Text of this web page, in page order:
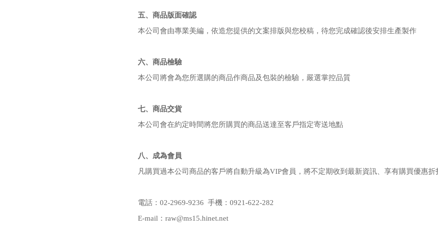
五、商品版面確認
本公司會由專業美編，依造您提供的文案排版與您校稿，待您完成確認後安排生產製作
六、商品檢驗
本公司將會為您所選購的商品作商品及包裝的檢驗，嚴選掌控品質
七、商品交貨
本公司會在約定時間將您所購買的商品送達至客戶指定寄送地點
八、成為會員
凡購買過本公司商品的客戶將自動升級為VIP會員，將不定期收到最新資訊、享有購買優惠折
電話：02-2969-9236 手機：0921-622-282
E-mail：raw@ms15.hinet.net